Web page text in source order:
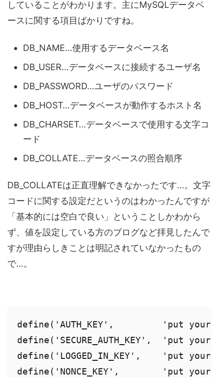
していることがわかります。主にMySQLデータベ
ースに関する項目ばかりですね。
DB_NAME…使用するデータベース名
DB_USER…データベースに接続するユーザ名
DB_PASSWORD…ユーザのパスワード
DB_HOST…データベースが動作するホスト名
DB_CHARSET…データベースで使用する文字コ
ード
DB_COLLATE…データベースの照合順序
DB_COLLATEは正直理解できなかったです…。文字
コードに関する設定だというのはわかったんですが
「基本的には空白で良い」ということしかわから
ず、値を設定している方のブログなど拝見したんで
すが理由らしきことは明記されていなかったもの
で…。
define('AUTH_KEY',         'put your
define('SECURE_AUTH_KEY',  'put
define('LOGGED_IN_KEY',    'put
define('NONCE_KEY',        'put your